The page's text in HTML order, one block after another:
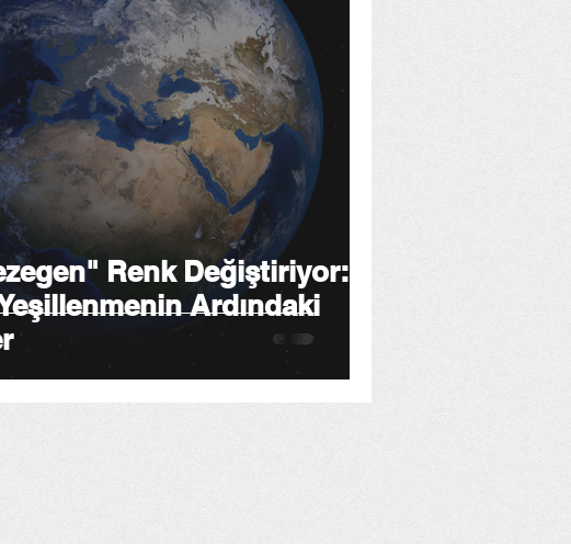
Renk Değiştiriyor:
Ardındaki